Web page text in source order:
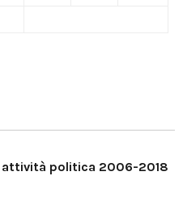
attività politica 2006-2018